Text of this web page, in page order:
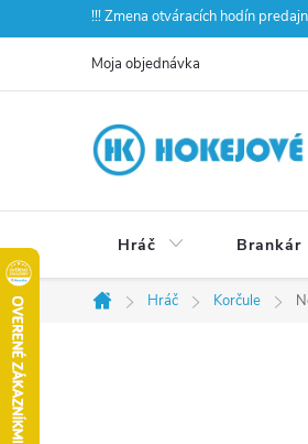
na
!!! Zmena otváracích hodín
Moja objednávka
Hráč Brankár
Domov
Hráč Korčule